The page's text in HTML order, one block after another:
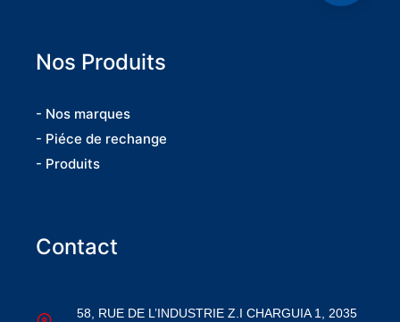
Nos Produits
- Nos marques
- Piéce de rechange
- Produits
Contact
58, RUE DE L’INDUSTRIE Z.I CHARGUIA 1, 2035